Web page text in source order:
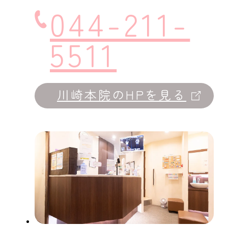
044-211-
5511
川崎本院のHPを見る